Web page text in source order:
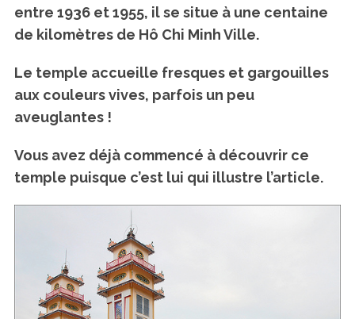
entre 1936 et 1955, il se situe à une centaine
de kilomètres de Hô Chi Minh Ville.
Le temple accueille fresques et gargouilles
aux couleurs vives, parfois un peu
aveuglantes !
Vous avez déjà commencé à découvrir ce
temple puisque c’est lui qui illustre l’article.